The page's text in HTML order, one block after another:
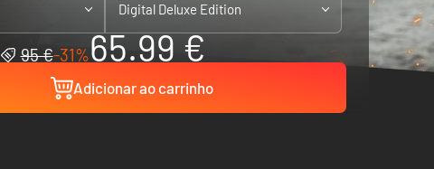
Digital Deluxe Edition
95 €-31%65.99 €
Adicionar ao carrinho